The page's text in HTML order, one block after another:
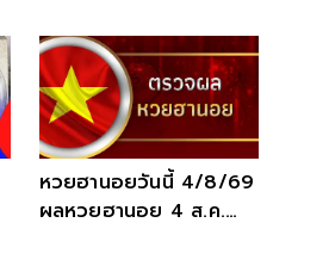
หวยฮานอยวันนี้ 4/8/69
ผลหวยฮานอย 4 ส.ค.